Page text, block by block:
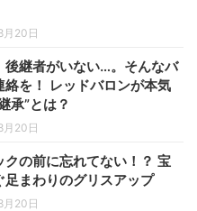
月20日
後継者がいない…。そんなバ
絡を！ レッドバロンが本気
承”とは？
月20日
クの前に忘れてない！？ 宝
足まわりのグリスアップ
月20日